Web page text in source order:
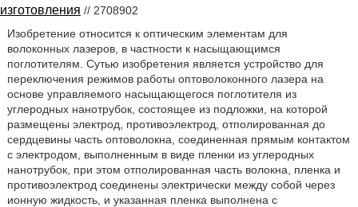
изготовления // 2708902
Изобретение относится к оптическим элементам для
волоконных лазеров, в частности к насыщающимся
поглотителям. Сутью изобретения является устройство для
переключения режимов работы оптоволоконного лазера на
основе управляемого насыщающегося поглотителя из
углеродных нанотрубок, состоящее из подложки, на которой
размещены электрод, противоэлектрод, отполированная до
сердцевины часть оптоволокна, соединенная прямым контактом
с электродом, выполненным в виде пленки из углеродных
нанотрубок, при этом отполированная часть волокна, пленка и
противоэлектрод соединены электрически между собой через
ионную жидкость, и указанная пленка выполнена с